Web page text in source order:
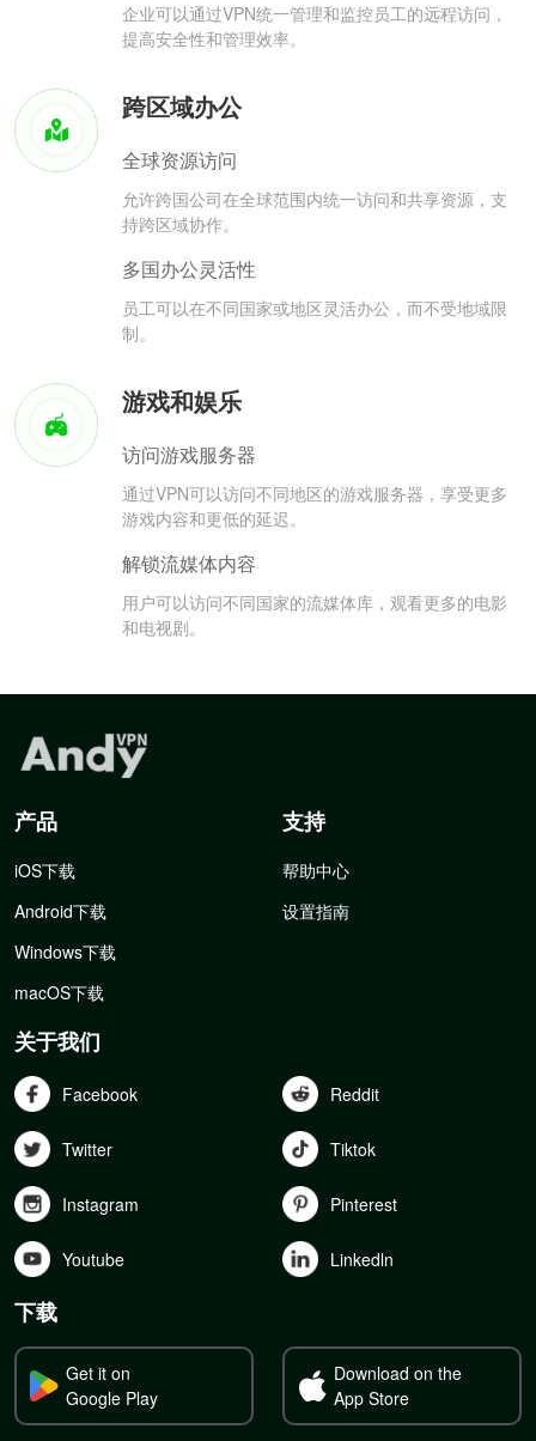
企业可以通过VPN统一管理和监控员工的远程访问，
提高安全性和管理效率。
跨区域办公
全球资源访问
允许跨国公司在全球范围内统一访问和共享资源，支
持跨区域协作。
多国办公灵活性
员工可以在不同国家或地区灵活办公，而不受地域限
制。
游戏和娱乐
访问游戏服务器
通过VPN可以访问不同地区的游戏服务器，享受更多
游戏内容和更低的延迟。
解锁流媒体内容
用户可以访问不同国家的流媒体库，观看更多的电影
和电视剧。
产品
iOS下载
Android下载
Windows下载
macOS下载
支持
帮助中心
设置指南
关于我们
Facebook Reddit
Twitter Tiktok
Instagram Pinterest
Youtube Linkedln
下载
Get it on
Google Play
Download on the
App Store